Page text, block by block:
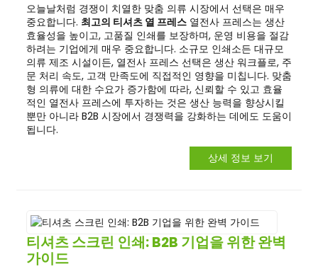
오늘날처럼 경쟁이 치열한 맞춤 의류 시장에서 선택은 매우
중요합니다. 최고의 티셔츠 열 프레스열전사 프레스는 생산
효율성을 높이고, 고품질 인쇄를 보장하며, 운영 비용을 절감
하려는 기업에게 매우 중요합니다. 소규모 인쇄소든 대규모
의류 제조 시설이든, 열전사 프레스 선택은 생산 워크플로, 주
문 처리 속도, 고객 만족도에 직접적인 영향을 미칩니다. 맞춤
형 의류에 대한 수요가 증가함에 따라, 신뢰할 수 있고 효율
적인 열전사 프레스에 투자하는 것은 생산 능력을 향상시킬
뿐만 아니라 B2B 시장에서 경쟁력을 강화하는 데에도 도움이
됩니다.
상세 정보 보기
티셔츠 스크린 인쇄: B2B 기업을 위한 완벽
가이드